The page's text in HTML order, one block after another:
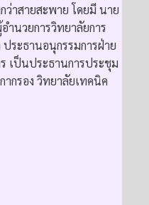
ว่าสายสะพาย โดยมี นาย
ำนวยการวิทยาลัยการ
ระธานอนุกรรมการฝ่าย
เป็นประธานการประชุม
กรอง วิทยาลัยเทคนิค